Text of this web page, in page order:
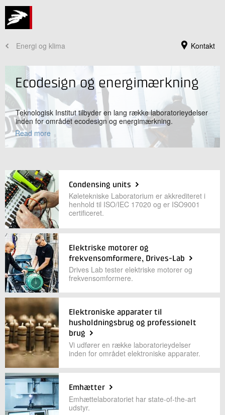
Kontakt
Energi og klima
Jeg er din kontaktperson
David Tveit
Direktør
Energi og Klima
+45 72 20 32 43
Send e-mail
Skriv til mig
Send
Ecodesign og energimærkning
Teknologisk Institut tilbyder en lang række laboratorieydelser
inden for området ecodesign og energimærkning.
Read more
Condensing units
Køletekniske Laboratorium er akkrediteret i
henhold til ISO/IEC 17020 og er ISO9001
certificeret.
Elektriske motorer og
frekvensomformere, Drives-Lab
Drives Lab tester elektriske motorer og
frekvensomformere.
Elektroniske apparater til
husholdningsbrug og professionelt
brug
Vi udfører en række laboratorieydelser
inden for området elektroniske apparater.
Emhætter
Emhættelaboratoriet har state-of-the-art
udstyr.